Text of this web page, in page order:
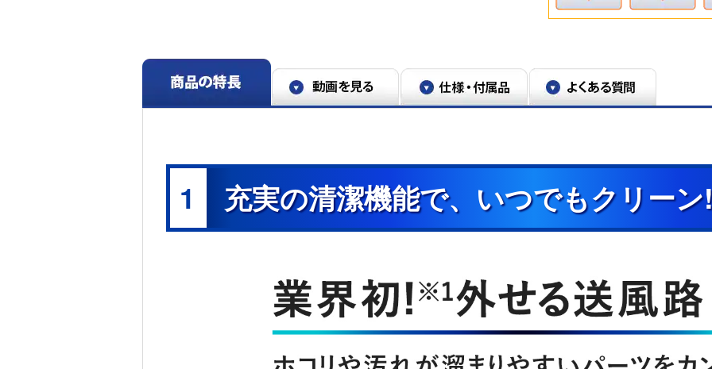
1 充実の清潔機能で、いつでもクリー